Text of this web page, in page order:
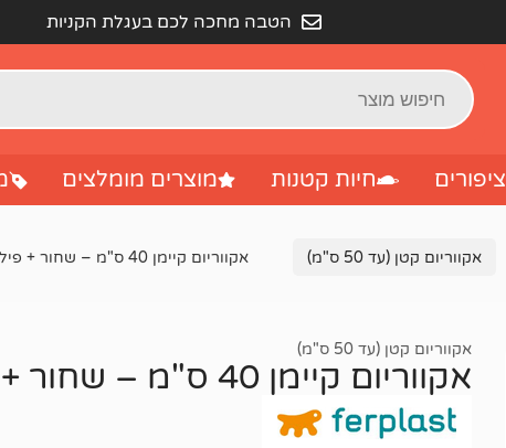
הטבה מחכה לכם בעגלת הקניות
ציפורים חיות קטנות מוצרים מומלצים
אקווריום קטן (עד 50 ס"מ) אקווריום קיימן 40 ס"מ – שחור + פילטר + חצץ + צמח
אקווריום קטן (עד 50 ס"מ)
אקווריום קיימן 40 ס"מ – שחור + פילטר + חצץ + צמח